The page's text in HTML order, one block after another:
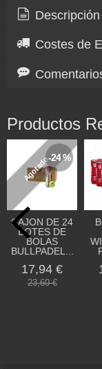
Descripción
Costes de
Productos
Agotado-24 %
CAJON DE 24
BOTES DE
BOLAS
BULLPADEL...
17,94 €
23,60 €